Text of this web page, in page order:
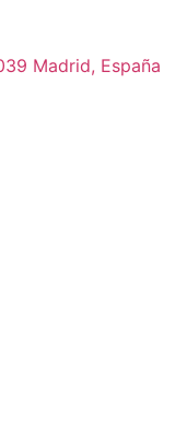
Madrid, España